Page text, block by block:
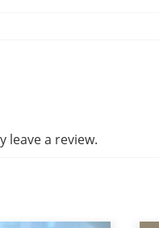
leave a review.